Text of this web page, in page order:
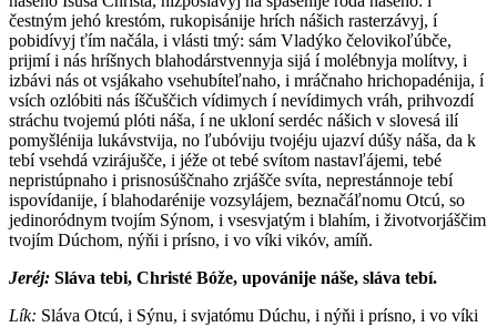
čestným jehó krestóm, rukopisánije hrích nášich rasterzávyj, í
pobidívyj ťím načála, i vlá­sti tmý: sám Vladýko čelovikoľúbče,
prijmí i nás hríšnych blahodárstvennyja sijá í molébnyja molítvy, i
izbávi nás ot vsjákaho vsehubíteľnaho, i mráčnaho hrichopadénija, í
vsích ozlóbiti nás íščuščich vídimych í nevídimych vráh, prihvozdí
stráchu tvojemú plóti náša, í ne ukloní serdéc nášich v slovesá ilí
pomyšlénija lukávstvija, no ľubóviju tvojéju ujazví dúšy náša, da k
tebí vsehdá vzirájušče, i jéže ot tebé svítom nastavľájemi, tebé
nepristúpnaho i prisnosúščnaho zrjášče svíta, neprestánnoje tebí
ispovídanije, í blahodarénije vozsylájem, beznačáľnomu Otcú, so
jedinoródnym tvojím Sýnom, i vsesvjatým i blahím, i životvorjáščim
tvojím Dúchom, nýňi i prísno, i vo víki vikóv, amíň.
Jeréj: Sláva tebi, Christé Bóže, upovánije náše, sláva tebí.
Lík: Sláva Otcú, i Sýnu, i svjatómu Dúchu, i nýňi i prísno, i vo víki